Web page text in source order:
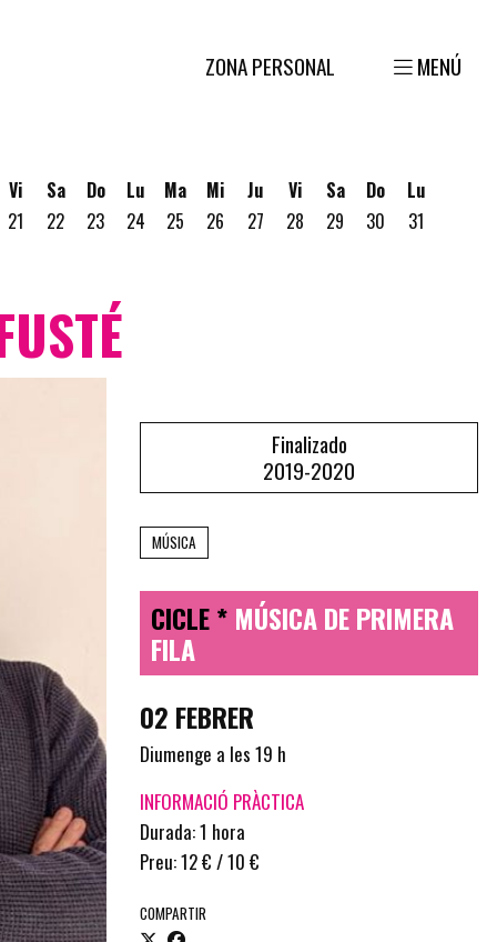
ZONA PERSONAL MENÚ
Vi
21
Sa
22
Do
23
Lu
24
Ma
25
Mi
26
Ju
27
Vi
28
Sa
29
Do
30
Lu
31
Finalizado
2019-2020
MÚSICA
CICLE * MÚSICA DE PRIMERA
FILA
02 FEBRER
Diumenge a les 19 h
INFORMACIÓ PRÀCTICA
Durada: 1 hora
Preu: 12 € / 10 €
COMPARTIR